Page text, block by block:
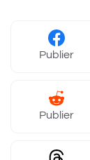
Publier
Publier